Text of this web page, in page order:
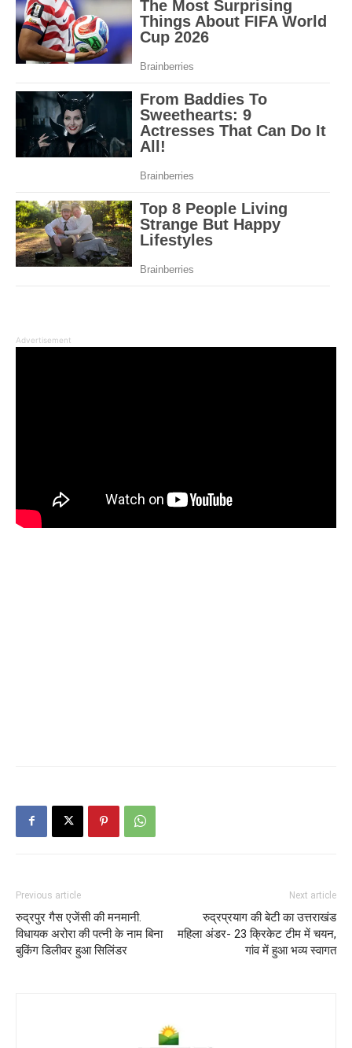
Advertisement
Previous article
रुद्रपुर गैस एजेंसी की मनमानी.
विधायक अरोरा की पत्नी के नाम बिना
बुकिंग डिलीवर हुआ सिलिंडर
Next article
रुद्रप्रयाग की बेटी का उत्तराखंड
महिला अंडर- 23 क्रिकेट टीम में चयन,
गांव में हुआ भव्य स्वागत